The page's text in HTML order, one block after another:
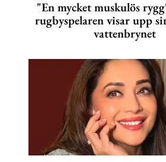
"En mycket muskulös
rugbyspelaren visar upp
vattenbrynet